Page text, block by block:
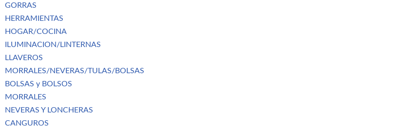
GORRAS
HERRAMIENTAS
HOGAR/COCINA
ILUMINACION/LINTERNAS
LLAVEROS
MORRALES/NEVERAS/TULAS/BOLSAS
BOLSAS y BOLSOS
MORRALES
NEVERAS Y LONCHERAS
CANGUROS